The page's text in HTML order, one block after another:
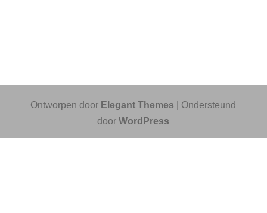
Ontworpen door Elegant Themes | Ondersteund
doorWordPress